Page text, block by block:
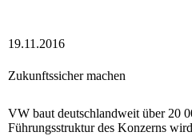
19.11.2016
Zukunftssicher machen
VW baut deutschlandweit über 20
Führungsstruktur des Konzerns